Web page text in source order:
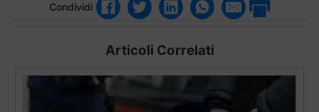
Condividi
Articoli Correlati